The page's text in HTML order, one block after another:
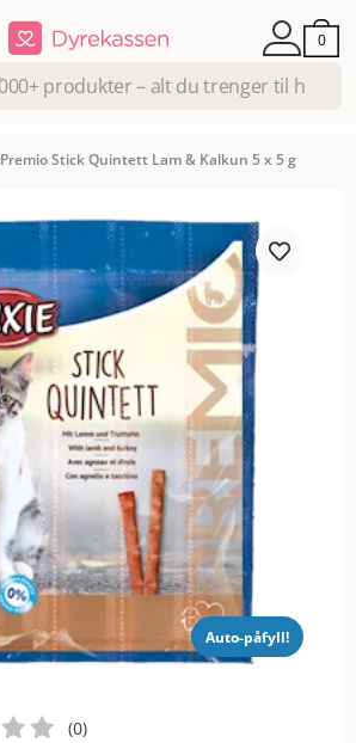
0
Premio Stick Quintett Lam & Kalkun 5 x 5 g
Auto-påfyll!
(0)